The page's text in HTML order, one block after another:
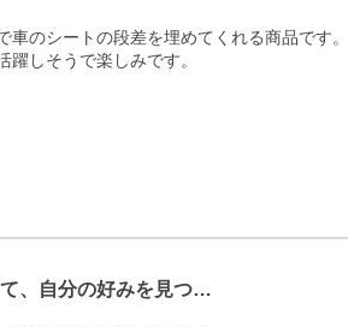
車のシートの段差を埋めてくれる商品です。
、自分の好みを見つ…